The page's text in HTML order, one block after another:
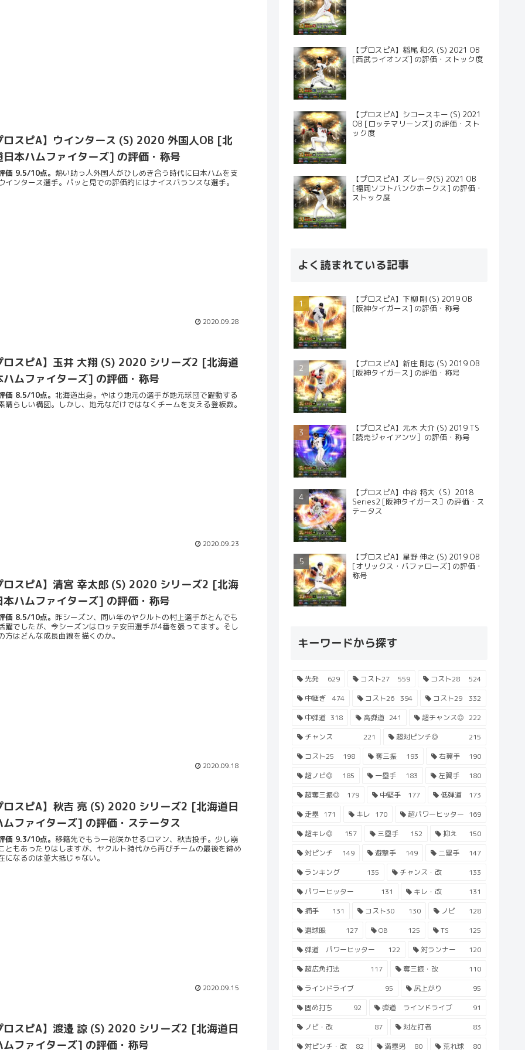
ロスピA】ウインタース (S) 2020 外国人OB [北
日本ハムファイターズ] の評価・称号
価 9.5/10点。 熱い助っ人外国人がひしめき合う時代に日本ハムを支
インタース選手。パッと見での評価的にはナイスバランスな選手。
2020.09.28
ロスピA】玉井 大翔 (S) 2020 シリーズ2 [北海道
ハムファイターズ] の評価・称号
価 8.5/10点。北海道出身。やはり地元の選手が地元球団で躍動する
晴らしい構図。しかし、地元なだけではなくチームを支える登板数。
2020.09.23
ロスピA】清宮 幸太郎 (S) 2020 シリーズ2 [北海
本ハムファイターズ] の評価・称号
価 8.5/10点。 昨シーズン、同い年のヤクルトの村上選手がとんでも
躍でしたが、今シーズンはロッテ安田選手が4番を張ってます。そし
方はどんな成長曲線を描くのか。
2020.09.18
ロスピA】秋吉 亮 (S) 2020 シリーズ2 [北海道日
ムファイターズ] の評価・ステータス
価 9.3/10点。 移籍先でもう一花咲かせるロマン、秋吉投手。少し崩
ともあったりはしますが、ヤクルト時代から再びチームの最後を締め
になるのは並大抵じゃない。
2020.09.15
ロスピA】渡邉 諒 (S) 2020 シリーズ2 [北海道日
ムファイターズ] の評価・称号
【プロスピA】稲尾 和久 (S) 2021 OB
[西武ライオンズ] の評価・ストック度
【プロスピA】シコースキー (S) 2021
OB [ロッテマリーンズ] の評価・スト
ック度
【プロスピA】ズレータ(S) 2021 OB
[福岡ソフトバンクホークス] の評価・
ストック度
よく読まれている記事
【プロスピA】下柳 剛 (S) 2019 OB
[阪神タイガース] の評価・称号
【プロスピA】新庄 剛志 (S) 2019 OB
[阪神タイガース] の評価・称号
【プロスピA】元木 大介 (S) 2019 TS
[読売ジャイアンツ］の評価・称号
【プロスピA】中谷 将大（S）2018
Series2 [阪神タイガース］の評価・ス
テータス
【プロスピA】星野 伸之 (S) 2019 OB
[オリックス・バファローズ] の評価・
称号
キーワードから探す
先発 629 コスト27 559 コスト28
524
中継ぎ
474 コスト26 394 コスト29
332
中弾道 318 高弾道 241 超チャンス◎ 222
チャンス
221 超対ピンチ◎
215
コスト25
198 奪三振 193 右翼手
190
超ノビ◎
185 一塁手 183 左翼手
180
超奪三振◎
179 中堅手 177 低弾道
173
走塁 171 キレ 170 超パワーヒッター 169
超キレ◎
157 三塁手 152 抑え
150
対ピンチ
149 遊撃手 149 二塁手
147
ランキング
135 チャンス・改
133
パワーヒッター
131 キレ・改
131
捕手
131 コスト30 130 ノビ
128
選球眼
127 OB 125 TS
125
弾道 パワーヒッター
122 対ランナー
120
超広角打法
117 奪三振・改
110
ラインドライブ
95 尻上がり
95
固め打ち
92 弾道 ラインドライブ
91
ノビ・改
87 対左打者
83
対ピンチ・改
82 満塁男 80 荒れ球 80